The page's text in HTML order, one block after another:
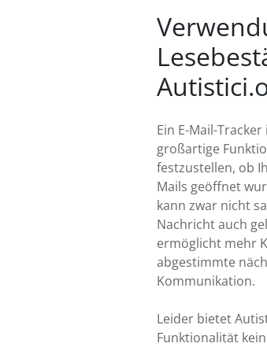
Ein E-Mail-
großartige
festzustellen, ob
Mails geöffnet
kann zwar nicht
Nachricht auch
ermöglicht mehr
abgestimmte
Kommunikation.
Leider bietet
Funktionalität